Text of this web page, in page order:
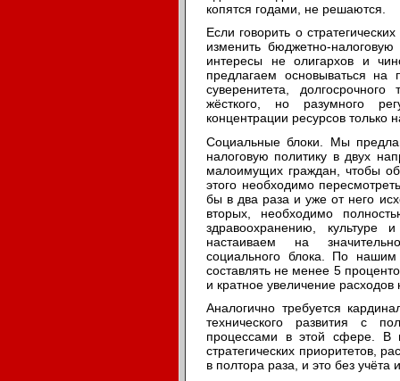
копятся годами, не решаются.
Если говорить о
изменить бюджетно-
интересы не олигархов и
предлагаем основываться на
суверенитета, долгосрочного
жёсткого, но разумного
концентрации ресурсов только
Социальные блоки. Мы
налоговую политику в двух
малоимущих граждан, чтобы
этого необходимо
бы в два раза и уже от него
вторых, необходимо
здравоохранению,
настаиваем на
социального блока. По
составлять не менее 5
и кратное увеличение расходов
Аналогично требуется
технического развития с
процессами в этой сфере. В
стратегических приоритетов,
в полтора раза, и это без учёта